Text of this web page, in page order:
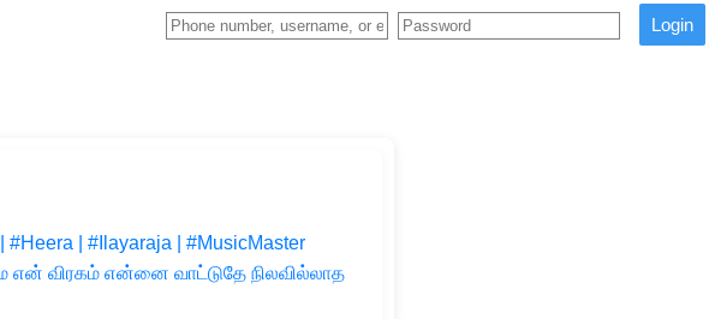
Login
#Heera | #Ilayaraja | #MusicMaster
என்னை வாட்டுதே நிலவில்லாத